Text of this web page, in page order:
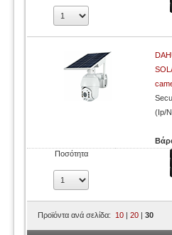
(Ip/
Ποσότητα
Προϊόντα ανά σελίδα: 10 |20 |30